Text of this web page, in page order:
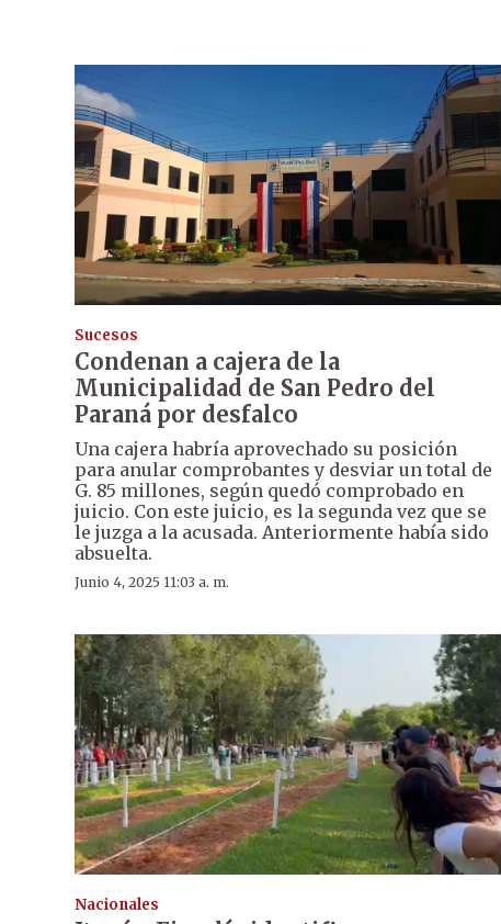
Sucesos
Condenan a cajera de la
Municipalidad de San Pedro del
Paraná por desfalco
Una cajera habría aprovechado su posición
para anular comprobantes y desviar un total de
G. 85 millones, según quedó comprobado en
juicio. Con este juicio, es la segunda vez que se
le juzga a la acusada. Anteriormente había sido
absuelta.
Junio 4, 2025 11:03 a. m.
Nacionales